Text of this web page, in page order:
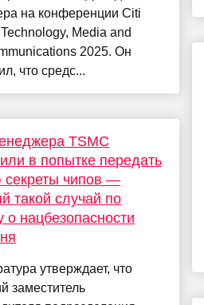
на конференции Citi
Media and
2025. Он
что средс...
TSMC
в попытке передать
секреты чипов —
такой случай по
о нацбезопасности
утверждает, что
заместитель